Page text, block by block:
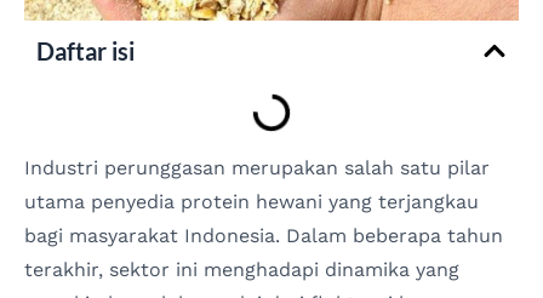
Daftar isi
Industri perunggasan merupakan salah satu pilar
utama penyedia protein hewani yang terjangkau
bagi masyarakat Indonesia. Dalam beberapa tahun
terakhir, sektor ini menghadapi dinamika yang